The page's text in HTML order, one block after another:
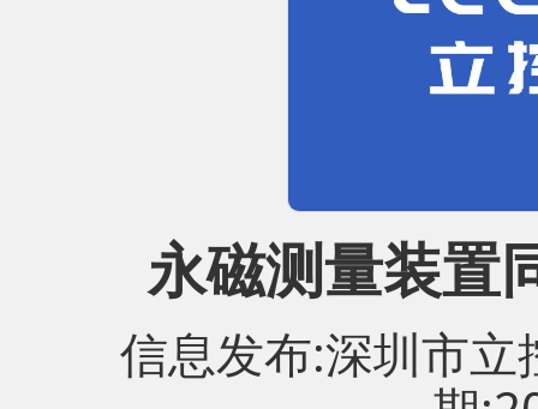
永磁测量装置
信息发布:深圳市